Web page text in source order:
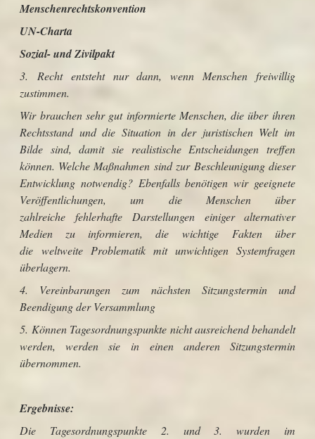
Menschenrechtskonvention
UN-Charta
Sozial- und Zivilpakt
3. Recht entsteht nur dann, wenn Menschen freiwillig
zustimmen.
Wir brauchen sehr gut informierte Menschen, die über ihren
Rechtsstand und die Situation in der juristischen Welt im
Bilde sind, damit sie realistische Entscheidungen treffen
können. Welche Maßnahmen sind zur Beschleunigung dieser
Entwicklung notwendig? Ebenfallsbenötigen wir geeignete
Veröffentlichungen, um die Menschen über
zahlreiche fehlerhafte Darstellungen einiger alternativer
Medien zu informieren, die wichtige Fakten über
die weltweite Problematik mit unwichtigen Systemfragen
überlagern.
4. Vereinbarungen zum nächsten Sitzungstermin und
Beendigung der Versammlung
5. Können Tagesordnungspunkte nicht ausreichend behandelt
werden, werden sie in einen anderen Sitzungstermin
übernommen.
Ergebnisse:
Die Tagesordnungspunkte 2. und 3. wurden im